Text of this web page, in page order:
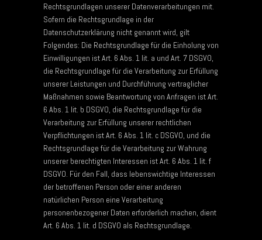
Rechtsgrundlagen unserer Datenverarbeitungen mit.
Sofern die Rechtsgrundlage in der
Datenschutzerklärung nicht genannt wird, gilt
Folgendes: Die Rechtsgrundlage für die Einholung von
Einwilligungen ist Art. 6 Abs. 1 lit. a und Art. 7 DSGVO,
die Rechtsgrundlage für die Verarbeitung zur Erfüllung
unserer Leistungen und Durchführung vertraglicher
Maßnahmen sowie Beantwortung von Anfragen ist Art.
6 Abs. 1 lit. b DSGVO, die Rechtsgrundlage für die
Verarbeitung zur Erfüllung unserer rechtlichen
Verpflichtungen ist Art. 6 Abs. 1 lit. c DSGVO, und die
Rechtsgrundlage für die Verarbeitung zur Wahrung
unserer berechtigten Interessen ist Art. 6 Abs. 1 lit. f
DSGVO. Für den Fall, dass lebenswichtige Interessen
der betroffenen Person oder einer anderen
natürlichen Person eine Verarbeitung
personenbezogener Daten erforderlich machen, dient
Art. 6 Abs. 1 lit. d DSGVO als Rechtsgrundlage.